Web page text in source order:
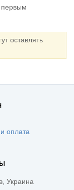
первым
оставлять
оплата
Украина